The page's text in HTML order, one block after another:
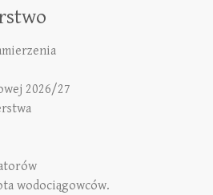
2026/27
wodociągowców.